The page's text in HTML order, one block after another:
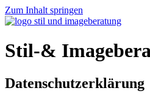
Zum Inhalt springen
Stil-&
Datenschutzerklärung